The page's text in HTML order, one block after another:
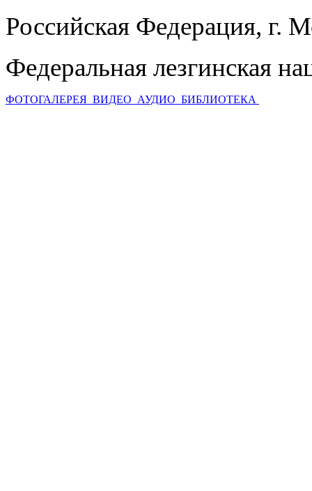
Российская Федерация, г.
Федеральная лезгинская
ФОТОГАЛЕРЕЯ ВИДЕО АУДИО БИБЛИОТЕКА